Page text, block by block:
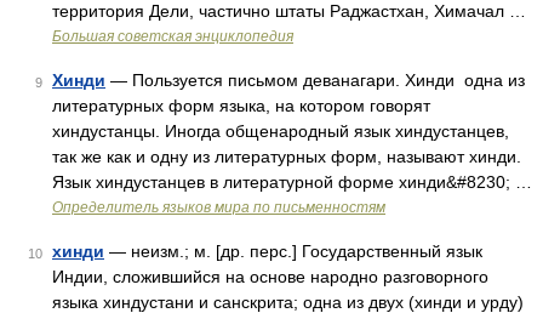
территория Дели, частично штаты Раджастхан, Химачал …
Большая советская энциклопедия
9 Хинди — Пользуется письмом деванагари. Хинди одна из
литературных форм языка, на котором говорят
хиндустанцы. Иногда общенародный язык хиндустанцев,
так же как и одну из литературных форм, называют хинди.
Язык хиндустанцев в литературной форме хинди&#8230; …
Определитель языков мира по письменностям
10 хинди — неизм.; м. [др. перс.] Государственный язык
Индии, сложившийся на основе народно разговорного
языка хиндустани и санскрита; одна из двух (хинди и урду)